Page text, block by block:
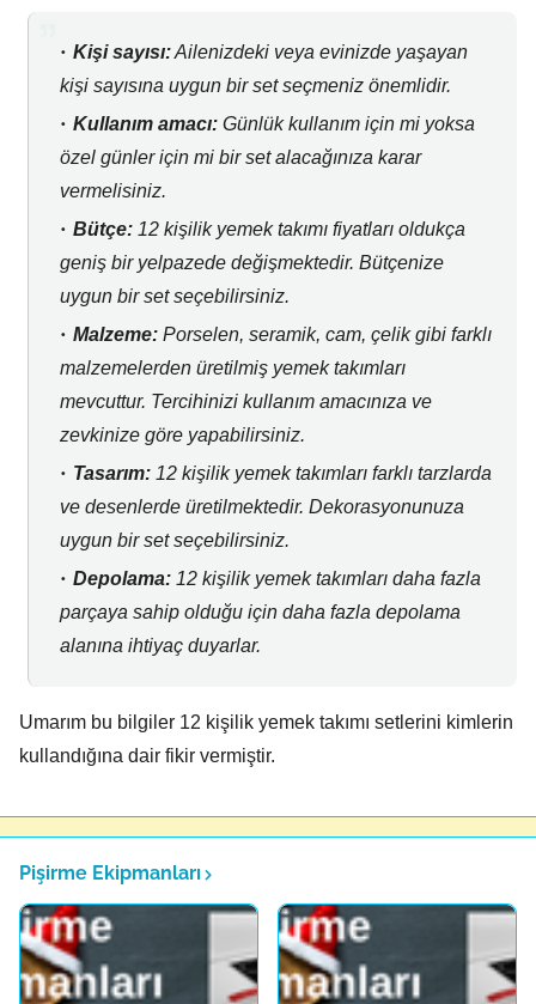
Kişi sayısı:Ailenizdeki veya evinizde yaşayan
kişi sayısına uygun bir set seçmeniz önemlidir.
Kullanım amacı:Günlük kullanım için mi yoksa
özel günler için mi bir set alacağınıza karar
vermelisiniz.
Bütçe:12 kişilik yemek takımı fiyatları oldukça
geniş bir yelpazede değişmektedir. Bütçenize
uygun bir set seçebilirsiniz.
Malzeme:Porselen, seramik, cam, çelik gibi farklı
malzemelerden üretilmiş yemek takımları
mevcuttur. Tercihinizi kullanım amacınıza ve
zevkinize göre yapabilirsiniz.
Tasarım:12 kişilik yemek takımları farklı tarzlarda
ve desenlerde üretilmektedir. Dekorasyonunuza
uygun bir set seçebilirsiniz.
Depolama:12 kişilik yemek takımları daha fazla
parçaya sahip olduğu için daha fazla depolama
alanına ihtiyaç duyarlar.
Umarım bu bilgiler 12 kişilik yemek takımı setlerini kimlerin
kullandığına dair fikir vermiştir.
Pişirme Ekipmanları